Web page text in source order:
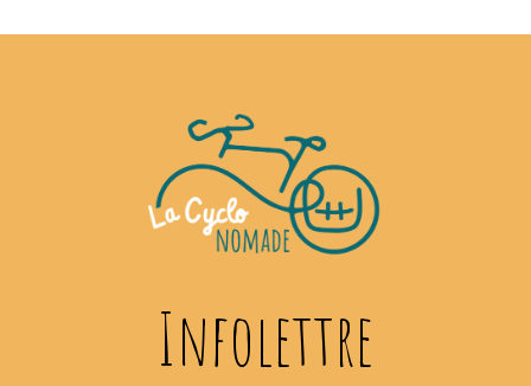
Infolettre